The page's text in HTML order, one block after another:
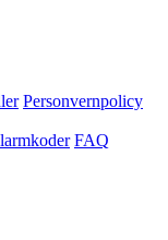
Personvernpolicy
FAQ